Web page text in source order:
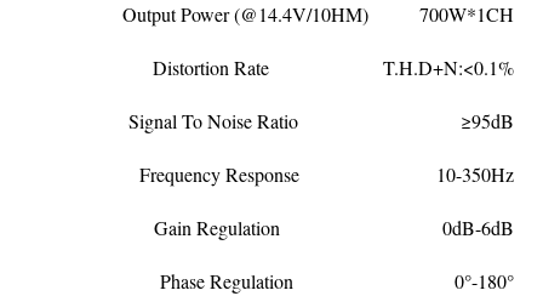
Output Power (@14.4V/10HM) 700W*1CH
Distortion Rate T.H.D+N:<0.1%
Signal To Noise Ratio ≥95dB
Frequency Response 10-350Hz
Gain Regulation 0dB-6dB
Phase Regulation 0°-180°